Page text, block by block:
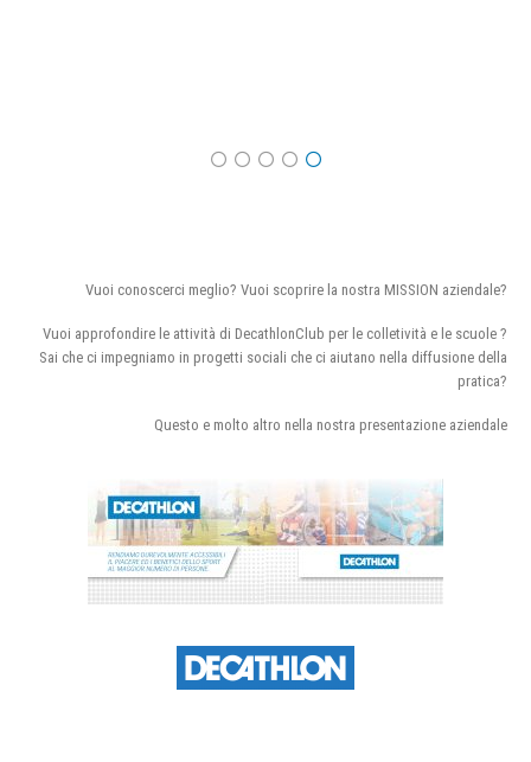
Vuoi conoscerci meglio? Vuoi scoprire la nostra MISSION aziendale?
Vuoi approfondire le attività di DecathlonClub per le colletività e le scuole ?
Sai che ci impegniamo in progetti sociali che ci aiutano nella diffusione della
pratica?
Questo e molto altro nella nostra presentazione aziendale